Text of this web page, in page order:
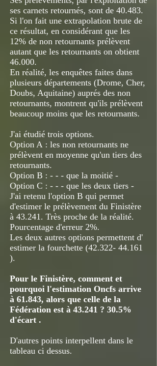
ses carnets retournés, sont de 40.483.
Si l'on fait une extrapolation brute de
ce résultat, en considérant que les
12% de non retournants prélèvent
autant que les retournants on obtient
46.000.
En réalité, les enquêtes faites dans
plusieurs départements (Drome, Cher,
Doubs, Aquitaine) auprés des non
retournants, montrent qu'ils prélèvent
beaucoup moins que les retournants.
J'ai étudié trois options.
Option A : les non retournants ne
prélèvent en moyenne qu'un tiers des
retournants.
Option B : - - - que la moitié -
Option C : - - - que les deux tiers -
J'ai retenu l'option B qui permet
d'estimer le prélèvement du Finistère
à 43.241. Très proche de la réalité.
Pourcentage d'erreur 2%.
Les deux autres options permettent d'
estimer la fourchette (42.322- 44.161
).
Pour le Finistère, comment et
pourquoi l'estimation Oncfs arrive
à 61.843, alors que celle de la
Fédération est à 43.241 ? 30.5%
d'écart .
D'autres points interpellent dans le
tableau ci dessus.